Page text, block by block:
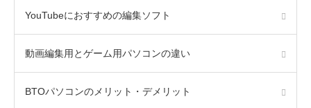
YouTubeにおすすめの編集ソフト
動画編集用とゲーム用パソコンの違い
BTOパソコンのメリット・デメリット